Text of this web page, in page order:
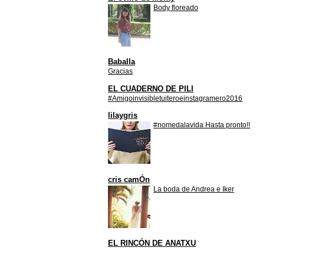
Body floreado
Baballa
Gracias
EL CUADERNO DE PILI
#Amigoinvisibletuiteroeinstagramero2016
lilaygris
#nomedalavida Hasta pronto!!
cris camÓn
La boda de Andrea e Iker
EL RINCÓN DE ANATXU